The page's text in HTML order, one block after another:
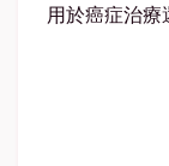
用於癌症治療